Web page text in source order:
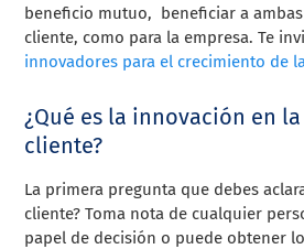
beneficio mutuo, beneficiar a
cliente, como para la empresa. Te
innovadores para el crecimiento de
¿Qué es la innovación en
cliente?
La primera pregunta que debes
cliente? Toma nota de cualquier
papel de decisión o puede obtener